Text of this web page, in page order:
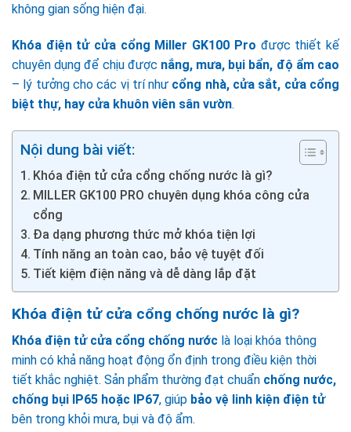
không gian sống hiện đại.
Khóa điện tử cửa cổng Miller GK100 Pro được thiết kế
chuyên dụng để chịu được nắng, mưa, bụi bẩn, độ ẩm cao
– lý tưởng cho các vị trí như cổng nhà, cửa sắt, cửa cổng
biệt thự, hay cửa khuôn viên sân vườn.
Nội dung bài viết:
Khóa điện tử cửa cổng chống nước là gì?
MILLER GK100 PRO chuyên dụng khóa công cửa
cổng
Đa dạng phương thức mở khóa tiện lợi
Tính năng an toàn cao, bảo vệ tuyệt đối
Tiết kiệm điện năng và dễ dàng lắp đặt
Khóa điện tử cửa cổng chống nước là gì?
Khóa điện tử cửa cổng chống nước là loại khóa thông
minh có khả năng hoạt động ổn định trong điều kiện thời
tiết khắc nghiệt. Sản phẩm thường đạt chuẩn chống nước,
chống bụi IP65 hoặc IP67, giúp bảo vệ linh kiện điện tử
bên trong khỏi mưa, bụi và độ ẩm.